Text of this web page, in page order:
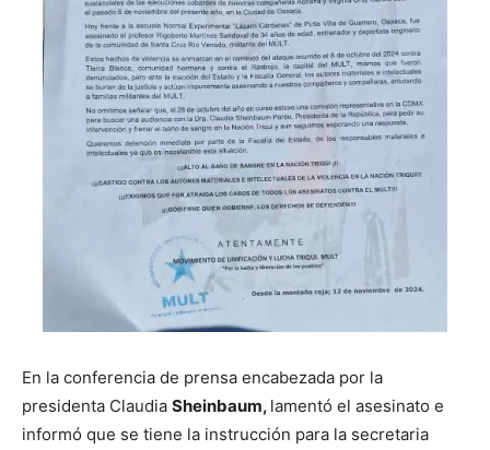
En la conferencia de prensa encabezada por la
presidenta Claudia Sheinbaum, lamentó el asesinato e
informó que se tiene la instrucción para la secretaria